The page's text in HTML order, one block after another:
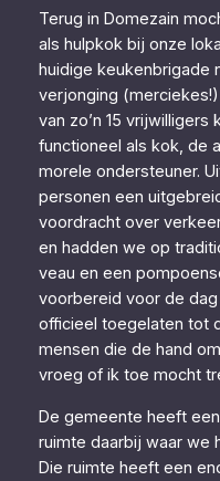
Terug in Domezain
als hulpkok bij onze
huidige keukenbrigade
verjonging
van zo’n 15
functioneel als kok, de
morele ondersteuner.
personen een
voordracht over
en hadden we op
veau en een
voorbereid voor de
officieel toegelaten tot
mensen die de hand
vroeg of ik toe mocht
De gemeente heeft
ruimte daarbij waar we
Die ruimte heeft een